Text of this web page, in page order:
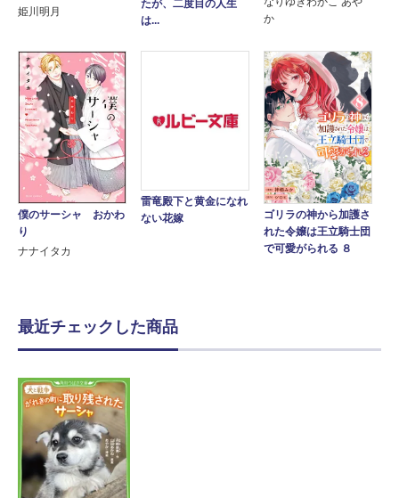
姫川明月
たが、二度目の人生
は...
か
僕のサーシャ おかわ
り
ナナイタカ
雷竜殿下と黄金になれ
ない花嫁
ゴリラの神から加護さ
れた令嬢は王立騎士団
で可愛がられる ８
最近チェックした商品